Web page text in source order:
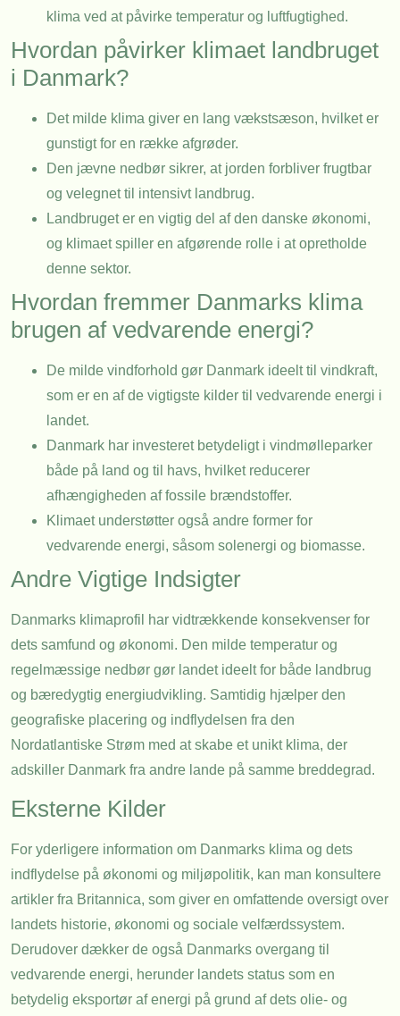
klima ved at påvirke temperatur og luftfugtighed.
Hvordan påvirker klimaet landbruget
i Danmark?
Det milde klima giver en lang vækstsæson, hvilket er
gunstigt for en række afgrøder.
Den jævne nedbør sikrer, at jorden forbliver frugtbar
og velegnet til intensivt landbrug.
Landbruget er en vigtig del af den danske økonomi,
og klimaet spiller en afgørende rolle i at opretholde
denne sektor.
Hvordan fremmer Danmarks klima
brugen af vedvarende energi?
De milde vindforhold gør Danmark ideelt til vindkraft,
som er en af de vigtigste kilder til vedvarende energi i
landet.
Danmark har investeret betydeligt i vindmølleparker
både på land og til havs, hvilket reducerer
afhængigheden af fossile brændstoffer.
Klimaet understøtter også andre former for
vedvarende energi, såsom solenergi og biomasse.
Andre Vigtige Indsigter
Danmarks klimaprofil har vidtrækkende konsekvenser for
dets samfund og økonomi. Den milde temperatur og
regelmæssige nedbør gør landet ideelt for både landbrug
og bæredygtig energiudvikling. Samtidig hjælper den
geografiske placering og indflydelsen fra den
Nordatlantiske Strøm med at skabe et unikt klima, der
adskiller Danmark fra andre lande på samme breddegrad.
Eksterne Kilder
For yderligere information om Danmarks klima og dets
indflydelse på økonomi og miljøpolitik, kan man konsultere
artikler fra Britannica, som giver en omfattende oversigt over
landets historie, økonomi og sociale velfærdssystem.
Derudover dækker de også Danmarks overgang til
vedvarende energi, herunder landets status som en
betydelig eksportør af energi på grund af dets olie- og